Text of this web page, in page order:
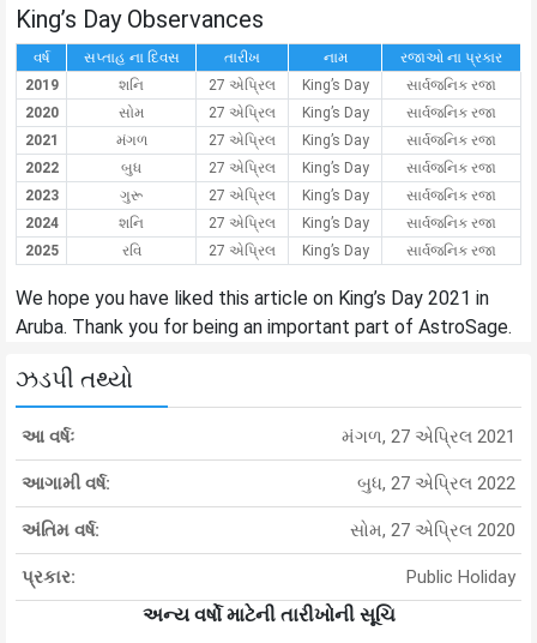
King’s Day Observances
વર્ષ સપ્તાહ ના દિવસ તારીખ નામ
રજાઓ ના પ્રકાર
2019
શનિ 27 એપ્રિલ King’s Day
સાર્વજનિક રજા
2020
સોમ 27 એપ્રિલ King’s Day
સાર્વજનિક રજા
2021
મંગળ 27 એપ્રિલ King’s Day
સાર્વજનિક રજા
2022
બુધ 27 એપ્રિલ King’s Day
સાર્વજનિક રજા
2023
ગુરૂ 27 એપ્રિલ King’s Day
સાર્વજનિક રજા
2024
શનિ 27 એપ્રિલ King’s Day
સાર્વજનિક રજા
2025
રવિ 27 એપ્રિલ King’s Day સાર્વજનિક રજા
We hope you have liked this article on King’s Day 2021 in
Aruba. Thank you for being an important part of AstroSage.
ઝડપી તથ્યો
આ વર્ષઃ મંગળ, 27 એપ્રિલ 2021
આગામી વર્ષ: બુધ, 27 એપ્રિલ 2022
અંતિમ વર્ષ: સોમ, 27 એપ્રિલ 2020
પ્રકાર: Public Holiday
અન્ય વર્ષો માટેની તારીખોની સૂચિ